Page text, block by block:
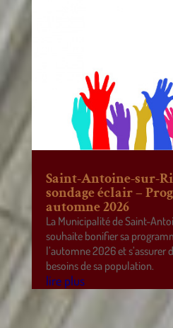
Saint-Antoine-sur-
sondage éclair –
automne 2026
La Municipalité de Saint-
souhaite bonifier sa
l’automne 2026 et s’assurer
besoins de sa population.
lire plus